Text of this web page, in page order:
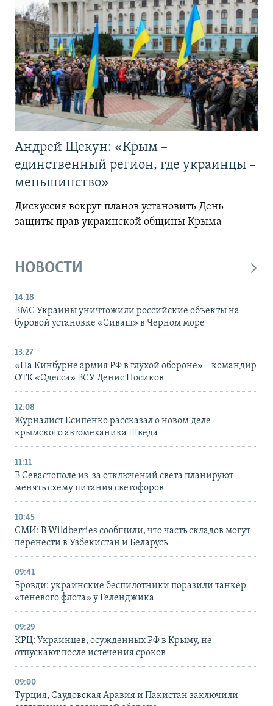
Андрей Щекун: «Крым –
единственный регион, где украинцы –
меньшинство»
Дискуссия вокруг планов установить День
защиты прав украинской общины Крыма
НОВОСТИ
14:18
ВМС Украины уничтожили российские объекты на
буровой установке «Сиваш» в Черном море
13:27
«На Кинбурне армия РФ в глухой обороне» – командир
ОТК «Одесса» ВСУ Денис Носиков
12:08
Журналист Есипенко рассказал о новом деле
крымского автомеханика Шведа
11:11
В Севастополе из-за отключений света планируют
менять схему питания светофоров
10:45
СМИ: В Wildberries сообщили, что часть складов могут
перенести в Узбекистан и Беларусь
09:41
Бровди: украинские беспилотники поразили танкер
«теневого флота» у Геленджика
09:29
КРЦ: Украинцев, осужденных РФ в Крыму, не
отпускают после истечения сроков
09:00
Турция, Саудовская Аравия и Пакистан заключили